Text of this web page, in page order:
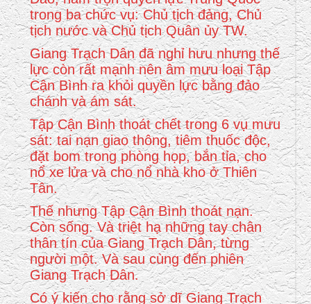
trong ba chức vụ: Chủ tịch đảng, Chủ
tịch nước và Chủ tịch Quân ủy TW.
Giang Trạch Dân đã nghỉ hưu nhưng thế
lực còn rất mạnh nên âm mưu loại Tập
Cận Bình ra khỏi quyền lực bằng đảo
chánh và ám sát.
Tập Cận Bình thoát chết trong 6 vụ mưu
sát: tai nạn giao thông, tiêm thuốc độc,
đặt bom trong phòng họp, bắn tỉa, cho
nổ xe lửa và cho nổ nhà kho ở Thiên
Tân.
Thế nhưng Tập Cận Bình thoát nạn.
Còn sống. Và triệt hạ những tay chân
thân tín của Giang Trạch Dân, từng
người một. Và sau cùng đến phiên
Giang Trạch Dân.
Có ý kiến cho rằng sở dĩ Giang Trạch